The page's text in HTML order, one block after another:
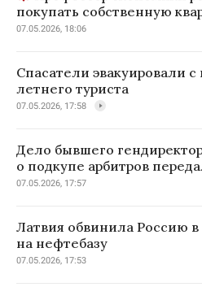
покупать собственную
07.05.2026, 18:06
Спасатели эвакуировали с
летнего туриста
07.05.2026, 17:58
Дело бывшего
о подкупе арбитров
07.05.2026, 17:57
Латвия обвинила Россию
на нефтебазу
07.05.2026, 17:53